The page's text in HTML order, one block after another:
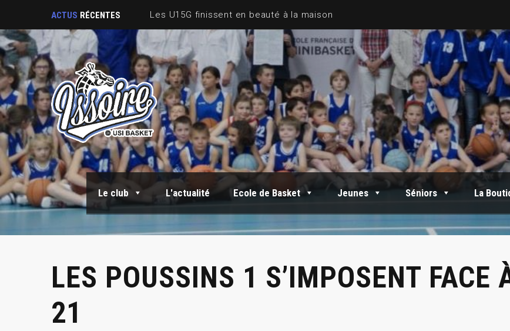
ACTUS RÉCENTES
Le club L'actualité Ecole de Basket Jeunes Séniors La
LES POUSSINS 1 S’IMPOSENT
21